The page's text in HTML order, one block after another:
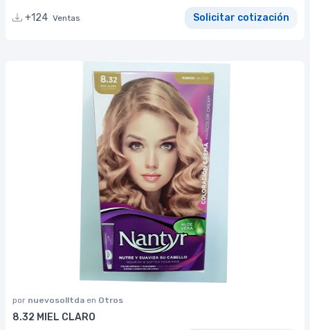
+124 Ventas Solicitar cotización
por nuevosolltda en Otros
8.32 MIEL CLARO